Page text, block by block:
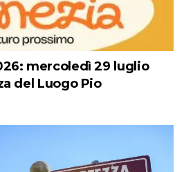
mercoledì 29 luglio
del Luogo Pio